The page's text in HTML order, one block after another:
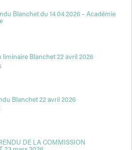
Blanchet du 14 04 2026 – Académie
liminaire Blanchet 22 avril 2026
Blanchet 22 avril 2026
DE LA COMMISSION